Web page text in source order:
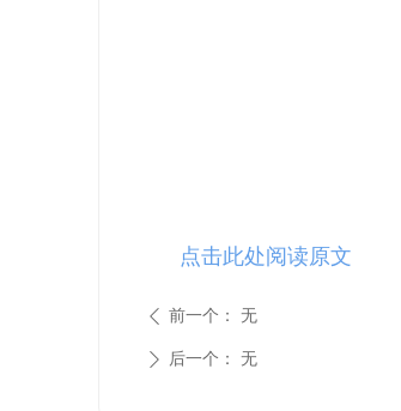
点击此处阅读原文
ꄴ 前一个： 无
ꄲ 后一个： 无